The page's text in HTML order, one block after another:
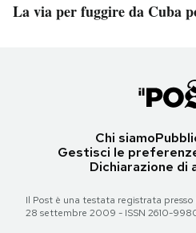
La via per fuggire da Cuba
Chi siamo
Gestisci le
Dichiarazione di
Il Post è una testata registrata
28 settembre 2009 - ISSN 2610-